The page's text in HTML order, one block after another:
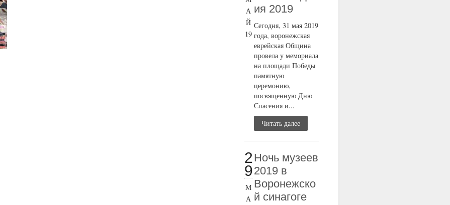
А
Й
19
ия 2019
Сегодня, 31 мая 2019
года, воронежская
еврейская Община
провела у мемориала
на площади Победы
памятную
церемонию,
посвященную Дню
Спасения и...
Читать далее
2
9
М
А
Ночь музеев
2019 в
Воронежско
й синагоге